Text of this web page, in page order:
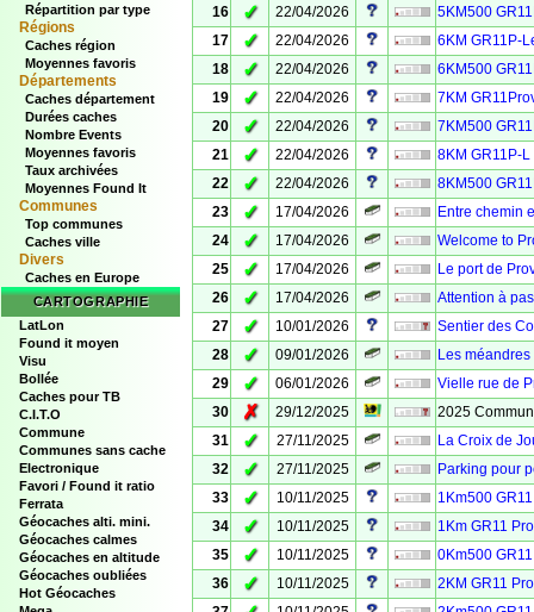
Répartition par type
Régions
Caches région
Moyennes favoris
Départements
Caches département
Durées caches
Nombre Events
Moyennes favoris
Taux archivées
Moyennes Found It
Communes
Top communes
Caches ville
Divers
Caches en Europe
CARTOGRAPHIE
LatLon
Found it moyen
Visu
Bollée
Caches pour TB
C.I.T.O
Commune
Communes sans cache
Electronique
Favori / Found it ratio
Ferrata
Géocaches alti. mini.
Géocaches calmes
Géocaches en altitude
Géocaches oubliées
Hot Géocaches
16
✓ 22/04/2026
5KM500
17
✓ 22/04/2026
6KM GR11P-
18
✓ 22/04/2026
6KM500
19
✓ 22/04/2026
7KM
20
✓ 22/04/2026
7KM500
21
✓ 22/04/2026
8KM GR11P-
22
✓ 22/04/2026
8KM500
23
✓ 17/04/2026
Entre chemin
24
✓ 17/04/2026
Welcome to
25
✓ 17/04/2026
Le port de
26
✓ 17/04/2026
Attention à
27
✓ 10/01/2026
Sentier des
28
✓ 09/01/2026
Les
29
✓ 06/01/2026
Vielle rue de
30
✗ 29/12/2025
2025
31
✓ 27/11/2025
La Croix de
32
✓ 27/11/2025
Parking pour
33
✓ 10/11/2025
1Km500
34
✓ 10/11/2025
1Km GR11
35
✓ 10/11/2025
0Km500
36
✓ 10/11/2025
2KM GR11